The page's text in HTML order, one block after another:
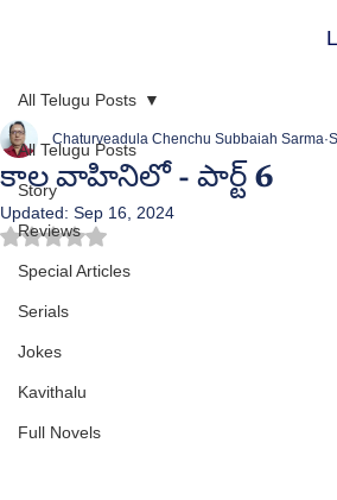
All Telugu Posts
Story
Reviews
Special Articles
Serials
Jokes
Kavithalu
Full Novels
All Telugu Posts
కాల వాహినిలో - పార్ట్ 6
Chaturveadula Chenchu Subbaiah Sarma
Updated: Sep 16, 2024
Rated NaN out of 5 stars.